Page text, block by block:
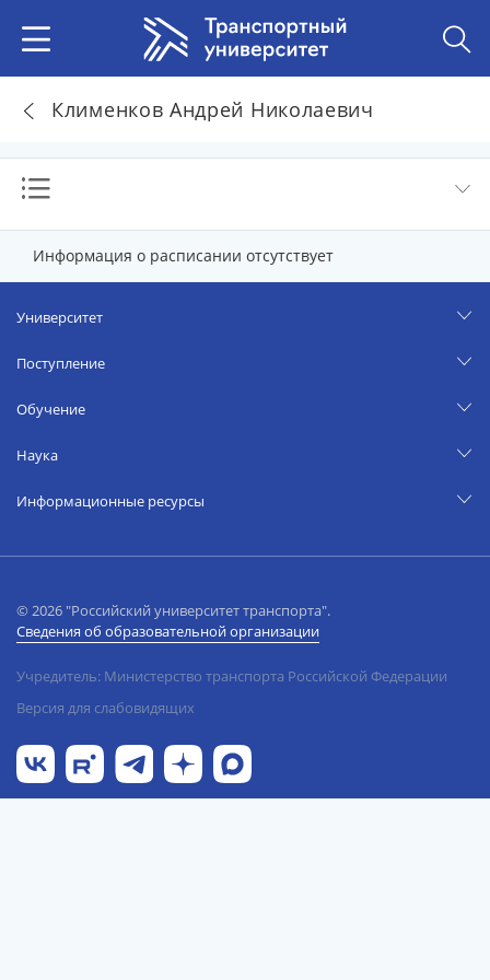
Клименков Андрей Николаевич
Информация о расписании отсутствует
Университет
Поступление
Обучение
Наука
Информационные ресурсы
© 2026 "Российский университет транспорта".
Сведения об образовательной организации
Учредитель: Министерство транспорта Российской Федерации
Версия для слабовидящих